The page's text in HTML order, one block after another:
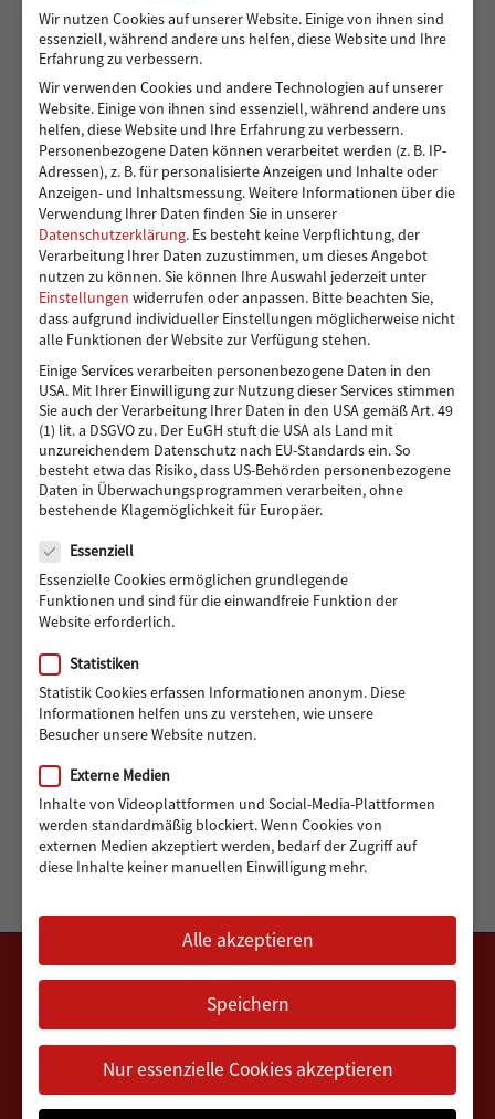
Ein sicherer Ort für Kinder, die viel zu früh
Verantwortung übernehmen – 14.000 Euro für die
Kindergruppen der Vereinigung Pestalozzi
Toben und Spielen: Bewegungsraum für die Kita
Eddelbüttelstraße in Harburg
Vier Reifen für eine bessere Zukunft: Ein neues Auto
für Muhsin und seine Familie
488 Euro gedreht für den guten Zweck: Radisson Blu
Hotel Hamburg unterstützt Hörer helfen Kindern
Ein Reha-Buggy für Maddox aus Wandsbek
ARCHIV
Archiv
Monat auswählen
DATENSCHUTZERKLÄRUNG IMPRESSUM VEREINSSATZUNG
KONTAKT
Wir nutzen Cookies auf unserer Website. Einige von ihnen sind
essenziell, während andere uns helfen, diese Website und Ihre
Erfahrung zu verbessern.
Wir verwenden Cookies und andere Technologien auf unserer
Website. Einige von ihnen sind essenziell, während andere uns
helfen, diese Website und Ihre Erfahrung zu verbessern.
Personenbezogene Daten können verarbeitet werden (z. B. IP-
Adressen), z. B. für personalisierte Anzeigen und Inhalte oder
Anzeigen- und Inhaltsmessung.Weitere Informationen über die
Verwendung Ihrer Daten finden Sie in unserer
Datenschutzerklärung. Es besteht keine Verpflichtung, der
Verarbeitung Ihrer Daten zuzustimmen, um dieses Angebot
nutzen zu können.Sie können Ihre Auswahl jederzeit unter
Einstellungen widerrufen oder anpassen. Bitte beachten Sie,
dass aufgrund individueller Einstellungen möglicherweise nicht
alle Funktionen der Website zur Verfügung stehen.
Einige Services verarbeiten personenbezogene Daten in den
USA. Mit Ihrer Einwilligung zur Nutzung dieser Services stimmen
Sie auch der Verarbeitung Ihrer Daten in den USA gemäß Art. 49
(1) lit. a DSGVO zu. Der EuGH stuft die USA als Land mit
unzureichendem Datenschutz nach EU-Standards ein. So
besteht etwa das Risiko, dass US-Behörden personenbezogene
Daten in Überwachungsprogrammen verarbeiten, ohne
bestehende Klagemöglichkeit für Europäer.
Essenziell
Essenzielle Cookies ermöglichen grundlegende
Funktionen und sind für die einwandfreie Funktion der
Website erforderlich.
Statistiken
Statistik Cookies erfassen Informationen anonym. Diese
Informationen helfen uns zu verstehen, wie unsere
Besucher unsere Website nutzen.
Externe Medien
Inhalte von Videoplattformen und Social-Media-Plattformen
werden standardmäßig blockiert. Wenn Cookies von
externen Medien akzeptiert werden, bedarf der Zugriff auf
diese Inhalte keiner manuellen Einwilligung mehr.
Alle akzeptieren
Speichern
Nur essenzielle Cookies akzeptieren